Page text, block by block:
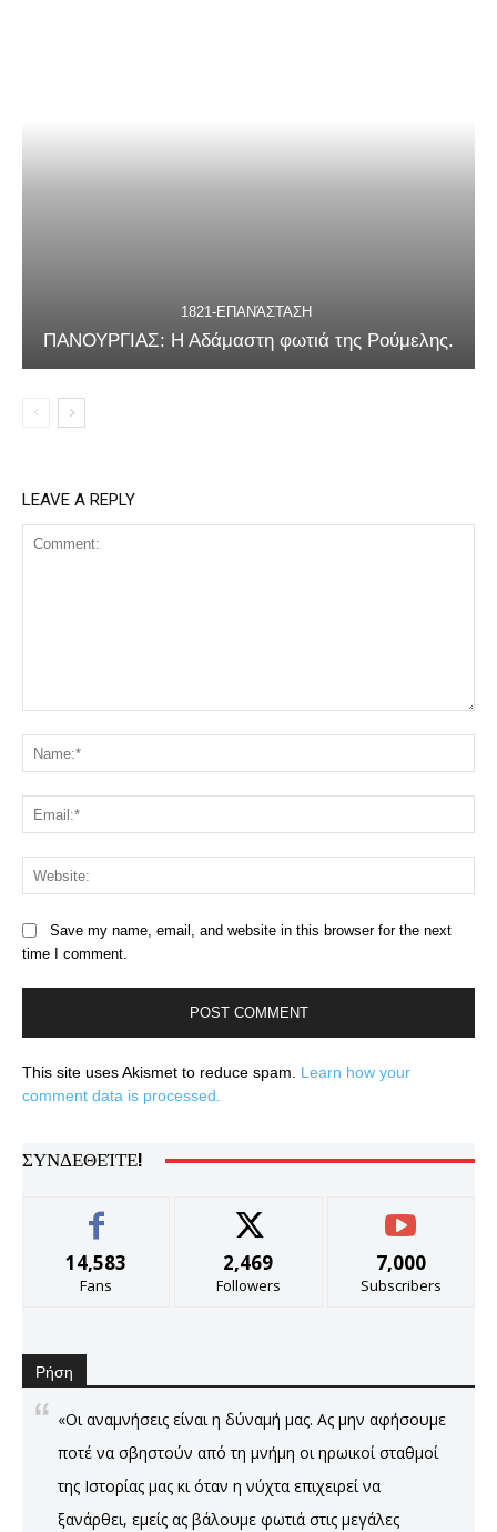
1821-ΕΠΑΝΆΣΤΑΣΗ
ΠΑΝΟΥΡΓΙΑΣ: Η Αδάμαστη φωτιά της Ρούμελης.
LEAVE A REPLY
Save my name, email, and website in this browser for the next
time I comment.
This site uses Akismet to reduce spam. Learn how your
comment data is processed.
ΣΥΝΔΕΘΕΊΤΕ!
14,583
Fans
2,469
Followers
7,000
Subscribers
Ρήση
«Οι αναμνήσεις είναι η δύναμή μας. Ας μην αφήσουμε
ποτέ να σβηστούν από τη μνήμη οι ηρωικοί σταθμοί
της Ιστορίας μας κι όταν η νύχτα επιχειρεί να
ξανάρθει, εμείς ας βάλουμε φωτιά στις μεγάλες